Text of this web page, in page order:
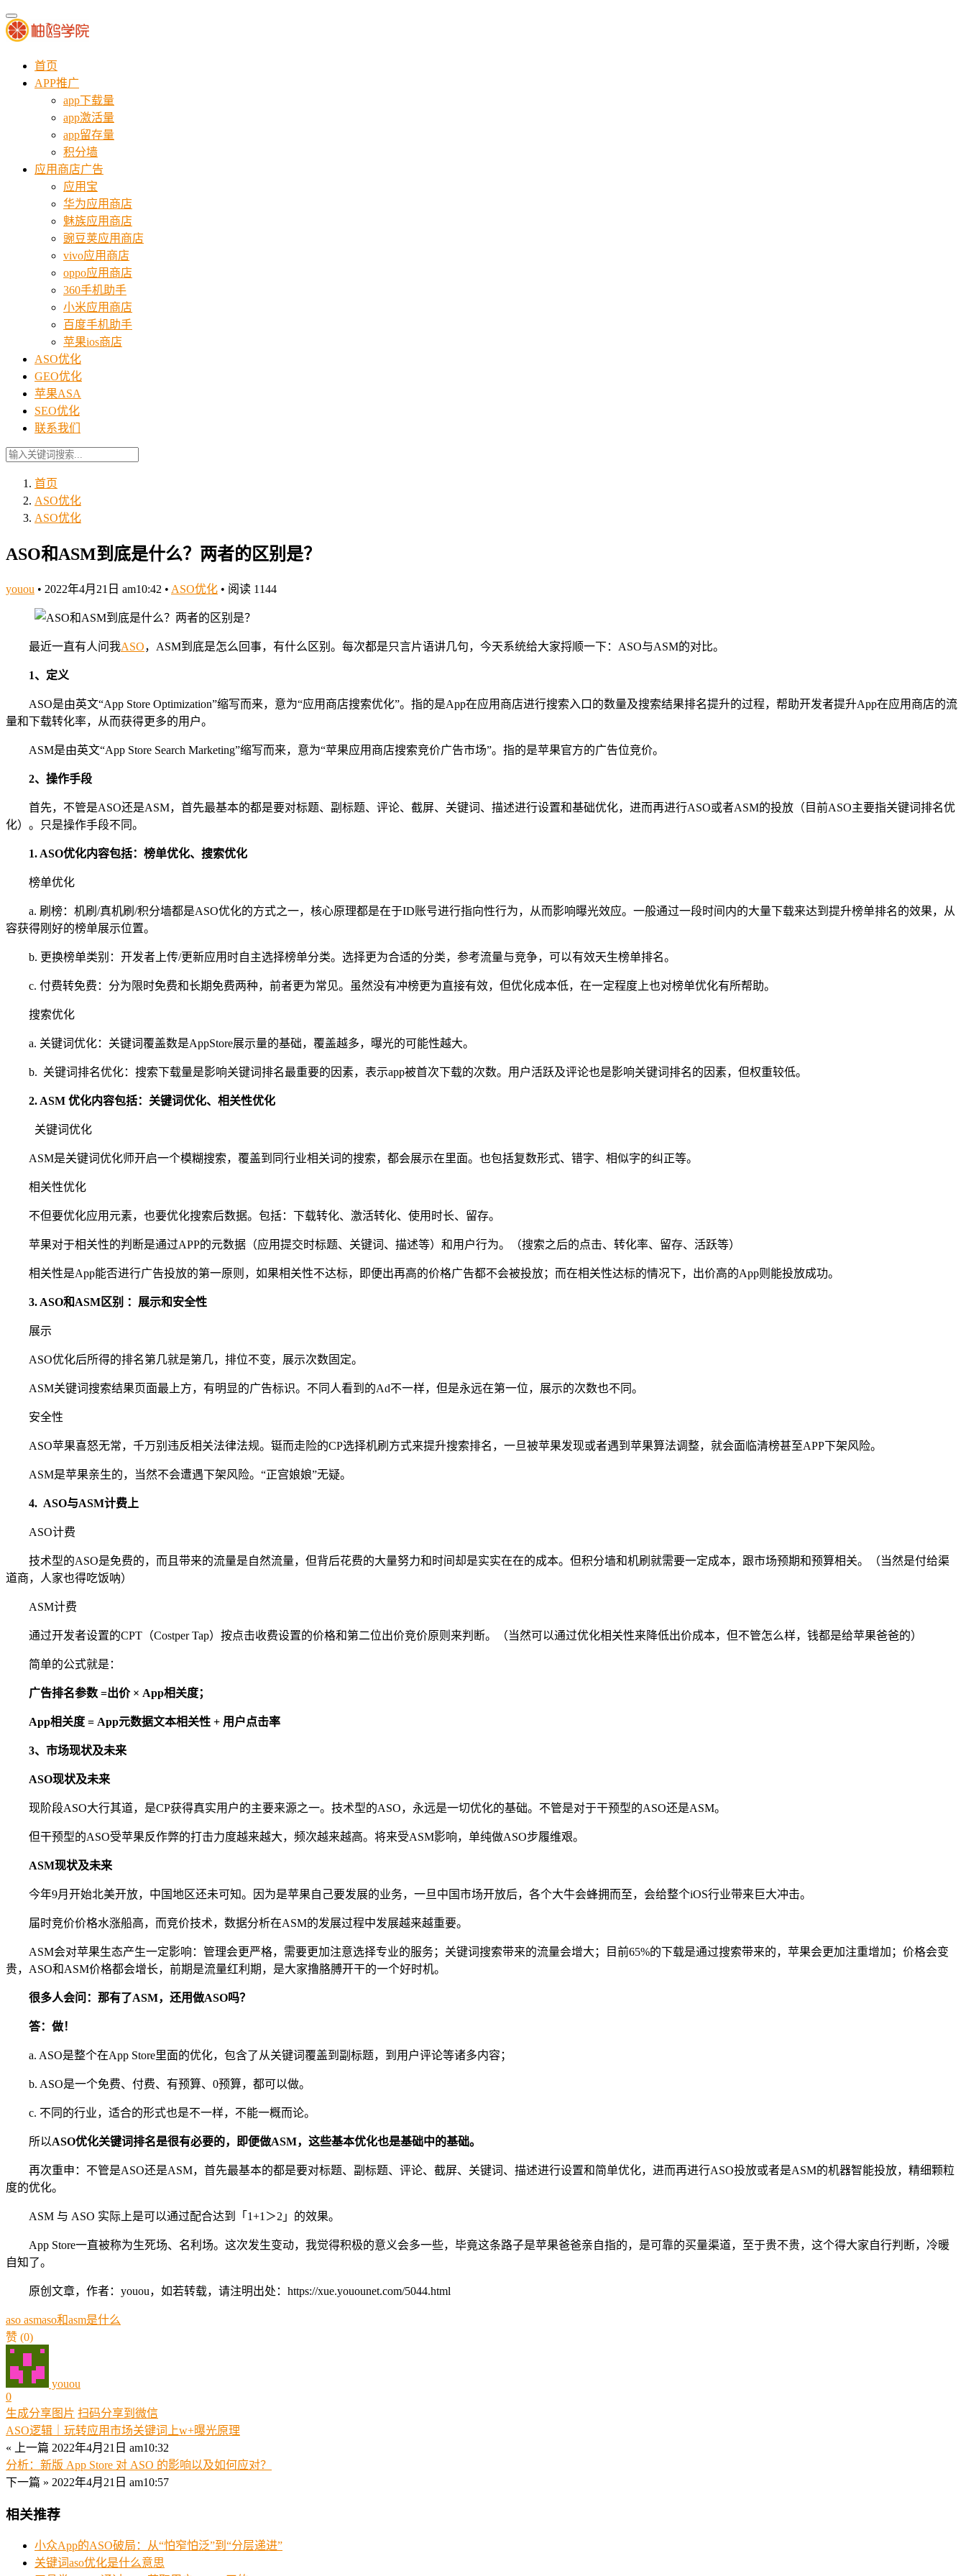
首页
APP推广
app下载量
app激活量
app留存量
积分墙
应用商店广告
应用宝
华为应用商店
魅族应用商店
豌豆荚应用商店
vivo应用商店
oppo应用商店
360手机助手
小米应用商店
百度手机助手
苹果ios商店
ASO优化
GEO优化
苹果ASA
SEO优化
联系我们
首页
ASO优化
ASO优化
ASO和ASM到底是什么？两者的区别是？
youou • 2022年4月21日 am10:42 • ASO优化 • 阅读 1144
最近一直有人问我ASO，ASM到底是怎么回事，有什么区别。每次都是只言片语讲几句，今天系统给大家捋顺一下：ASO与ASM的对比。
1、定义
ASO是由英文“App Store Optimization”缩写而来，意为“应用商店搜索优化”。指的是App在应用商店进行搜索入口的数量及搜索结果排名提升的过程，帮助开发者提升App在应用商店的流
量和下载转化率，从而获得更多的用户。
ASM是由英文“App Store Search Marketing”缩写而来，意为“苹果应用商店搜索竞价广告市场”。指的是苹果官方的广告位竞价。
2、操作手段
首先，不管是ASO还是ASM，首先最基本的都是要对标题、副标题、评论、截屏、关键词、描述进行设置和基础优化，进而再进行ASO或者ASM的投放（目前ASO主要指关键词排名优
化）。只是操作手段不同。
1. ASO优化内容包括：榜单优化、搜索优化
榜单优化
a. 刷榜：机刷/真机刷/积分墙都是ASO优化的方式之一，核心原理都是在于ID账号进行指向性行为，从而影响曝光效应。一般通过一段时间内的大量下载来达到提升榜单排名的效果，从
容获得刚好的榜单展示位置。
b. 更换榜单类别：开发者上传/更新应用时自主选择榜单分类。选择更为合适的分类，参考流量与竞争，可以有效天生榜单排名。
c. 付费转免费：分为限时免费和长期免费两种，前者更为常见。虽然没有冲榜更为直接有效，但优化成本低，在一定程度上也对榜单优化有所帮助。
搜索优化
a. 关键词优化：关键词覆盖数是AppStore展示量的基础，覆盖越多，曝光的可能性越大。
b. 关键词排名优化：搜索下载量是影响关键词排名最重要的因素，表示app被首次下载的次数。用户活跃及评论也是影响关键词排名的因素，但权重较低。
2. ASM 优化内容包括：关键词优化、相关性优化
关键词优化
ASM是关键词优化师开启一个模糊搜索，覆盖到同行业相关词的搜索，都会展示在里面。也包括复数形式、错字、相似字的纠正等。
相关性优化
不但要优化应用元素，也要优化搜索后数据。包括：下载转化、激活转化、使用时长、留存。
苹果对于相关性的判断是通过APP的元数据（应用提交时标题、关键词、描述等）和用户行为。（搜索之后的点击、转化率、留存、活跃等）
相关性是App能否进行广告投放的第一原则，如果相关性不达标，即便出再高的价格广告都不会被投放；而在相关性达标的情况下，出价高的App则能投放成功。
3. ASO和ASM区别 ：展示和安全性
展示
ASO优化后所得的排名第几就是第几，排位不变，展示次数固定。
ASM关键词搜索结果页面最上方，有明显的广告标识。不同人看到的Ad不一样，但是永远在第一位，展示的次数也不同。
安全性
ASO苹果喜怒无常，千万别违反相关法律法规。铤而走险的CP选择机刷方式来提升搜索排名，一旦被苹果发现或者遇到苹果算法调整，就会面临清榜甚至APP下架风险。
ASM是苹果亲生的，当然不会遭遇下架风险。“正宫娘娘”无疑。
4. ASO与ASM计费上
ASO计费
技术型的ASO是免费的，而且带来的流量是自然流量，但背后花费的大量努力和时间却是实实在在的成本。但积分墙和机刷就需要一定成本，跟市场预期和预算相关。（当然是付给渠
道商，人家也得吃饭呐）
ASM计费
通过开发者设置的CPT（Costper Tap）按点击收费设置的价格和第二位出价竞价原则来判断。（当然可以通过优化相关性来降低出价成本，但不管怎么样，钱都是给苹果爸爸的）
简单的公式就是：
广告排名参数 =出价 × App相关度；
App相关度 = App元数据文本相关性 + 用户点击率
3、市场现状及未来
ASO现状及未来
现阶段ASO大行其道，是CP获得真实用户的主要来源之一。技术型的ASO，永远是一切优化的基础。不管是对于干预型的ASO还是ASM。
但干预型的ASO受苹果反作弊的打击力度越来越大，频次越来越高。将来受ASM影响，单纯做ASO步履维艰。
ASM现状及未来
今年9月开始北美开放，中国地区还未可知。因为是苹果自己要发展的业务，一旦中国市场开放后，各个大牛会蜂拥而至，会给整个iOS行业带来巨大冲击。
届时竞价价格水涨船高，而竞价技术，数据分析在ASM的发展过程中发展越来越重要。
ASM会对苹果生态产生一定影响：管理会更严格，需要更加注意选择专业的服务；关键词搜索带来的流量会增大；目前65%的下载是通过搜索带来的，苹果会更加注重增加；价格会变
贵，ASO和ASM价格都会增长，前期是流量红利期，是大家撸胳膊开干的一个好时机。
很多人会问：那有了ASM，还用做ASO吗？
答：做！
a. ASO是整个在App Store里面的优化，包含了从关键词覆盖到副标题，到用户评论等诸多内容；
b. ASO是一个免费、付费、有预算、0预算，都可以做。
c. 不同的行业，适合的形式也是不一样，不能一概而论。
所以ASO优化关键词排名是很有必要的，即便做ASM，这些基本优化也是基础中的基础。
再次重申：不管是ASO还是ASM，首先最基本的都是要对标题、副标题、评论、截屏、关键词、描述进行设置和简单优化，进而再进行ASO投放或者是ASM的机器智能投放，精细颗粒
度的优化。
ASM 与 ASO 实际上是可以通过配合达到「1+1＞2」的效果。
App Store一直被称为生死场、名利场。这次发生变动，我觉得积极的意义会多一些，毕竟这条路子是苹果爸爸亲自指的，是可靠的买量渠道，至于贵不贵，这个得大家自行判断，冷暖
自知了。
原创文章，作者：youou，如若转载，请注明出处：https://xue.youounet.com/5044.html
aso asmaso和asm是什么
赞 (0)
youou
0
生成分享图片 扫码分享到微信
ASO逻辑｜玩转应用市场关键词上w+曝光原理
« 上一篇 2022年4月21日 am10:32
分析：新版 App Store 对 ASO 的影响以及如何应对？
下一篇 » 2022年4月21日 am10:57
相关推荐
小众App的ASO破局：从“怕窄怕泛”到“分层递进”
关键词aso优化是什么意思